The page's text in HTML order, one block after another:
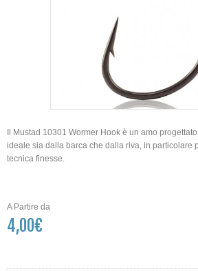
Mustad 10301 Wormer Hookè un amo
ideale sia dalla barca che dalla riva, in particolare
tecnica finesse.
A Partire da
4,00€